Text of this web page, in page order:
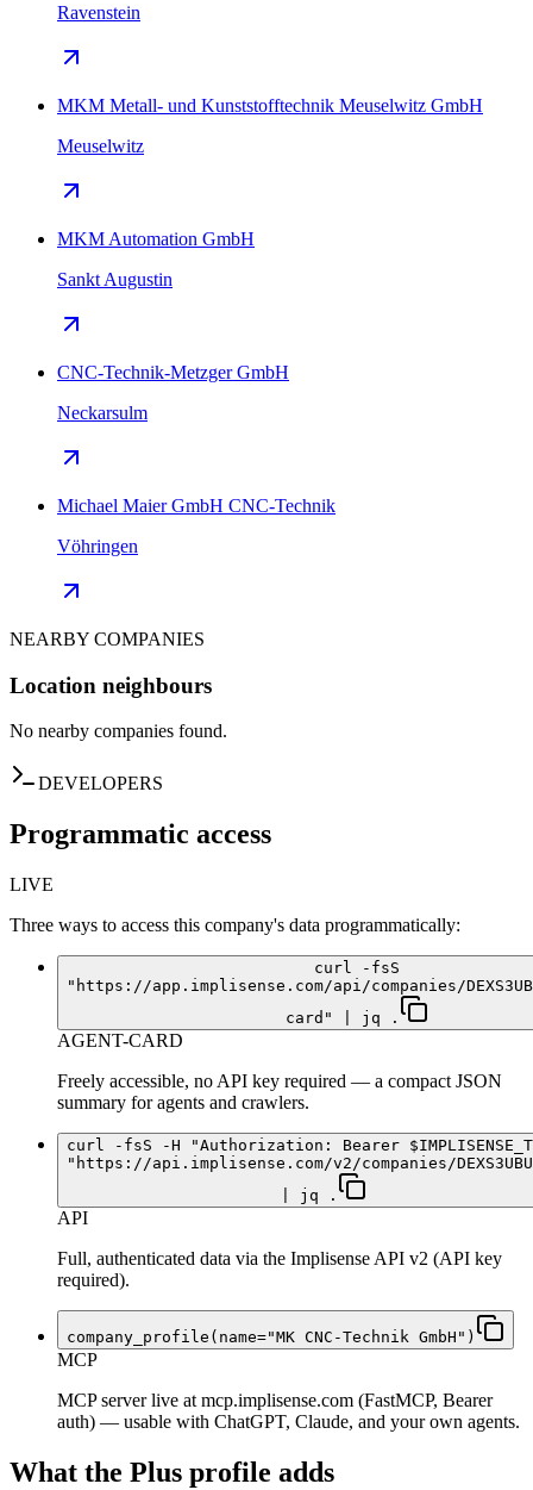
Ravenstein
MKM Metall- und Kunststofftechnik Meuselwitz GmbH
Meuselwitz
MKM Automation GmbH
Sankt Augustin
CNC-Technik-Metzger GmbH
Neckarsulm
Michael Maier GmbH CNC-Technik
Vöhringen
NEARBY COMPANIES
Location neighbours
No nearby companies found.
DEVELOPERS
Programmatic access
LIVE
Three ways to access this company's data programmatically:
curl -fsS
"https://app.implisense.com/api/companies/
card" | jq .
AGENT-CARD
Freely accessible, no API key required — a compact JSON
summary for agents and crawlers.
curl -fsS -H "Authorization: Bearer
"https://api.implisense.com/v2/companies/
| jq .
API
Full, authenticated data via the Implisense API v2 (API key
required).
company_profile(name="MK CNC-Technik GmbH")
MCP
MCP server live at mcp.implisense.com (FastMCP, Bearer
auth) — usable with ChatGPT, Claude, and your own agents.
What the Plus profile adds